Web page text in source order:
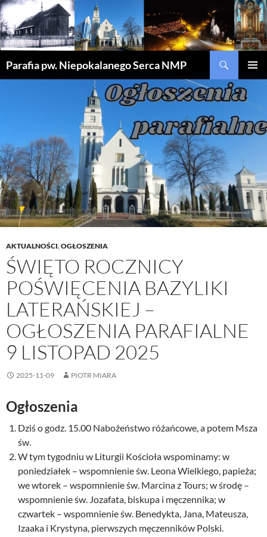
Parafia pw. Niepokalanego Serca NMP
AKTUALNOŚCI,OGŁOSZENIA
ŚWIĘTO ROCZNICY
POŚWIĘCENIA BAZYLIKI
LATERAŃSKIEJ –
OGŁOSZENIA PARAFIALNE
9 LISTOPAD 2025
2025-11-09 PIOTR MIARA
Ogłoszenia
Dziś o godz. 15.00 Nabożeństwo różańcowe, a potem Msza
św.
W tym tygodniu w Liturgii Kościoła wspominamy: w
poniedziałek – wspomnienie św. Leona Wielkiego, papieża;
we wtorek – wspomnienie św. Marcina z Tours; w środę –
wspomnienie św. Jozafata, biskupa i męczennika; w
czwartek – wspomnienie św. Benedykta, Jana, Mateusza,
Izaaka i Krystyna, pierwszych męczenników Polski.